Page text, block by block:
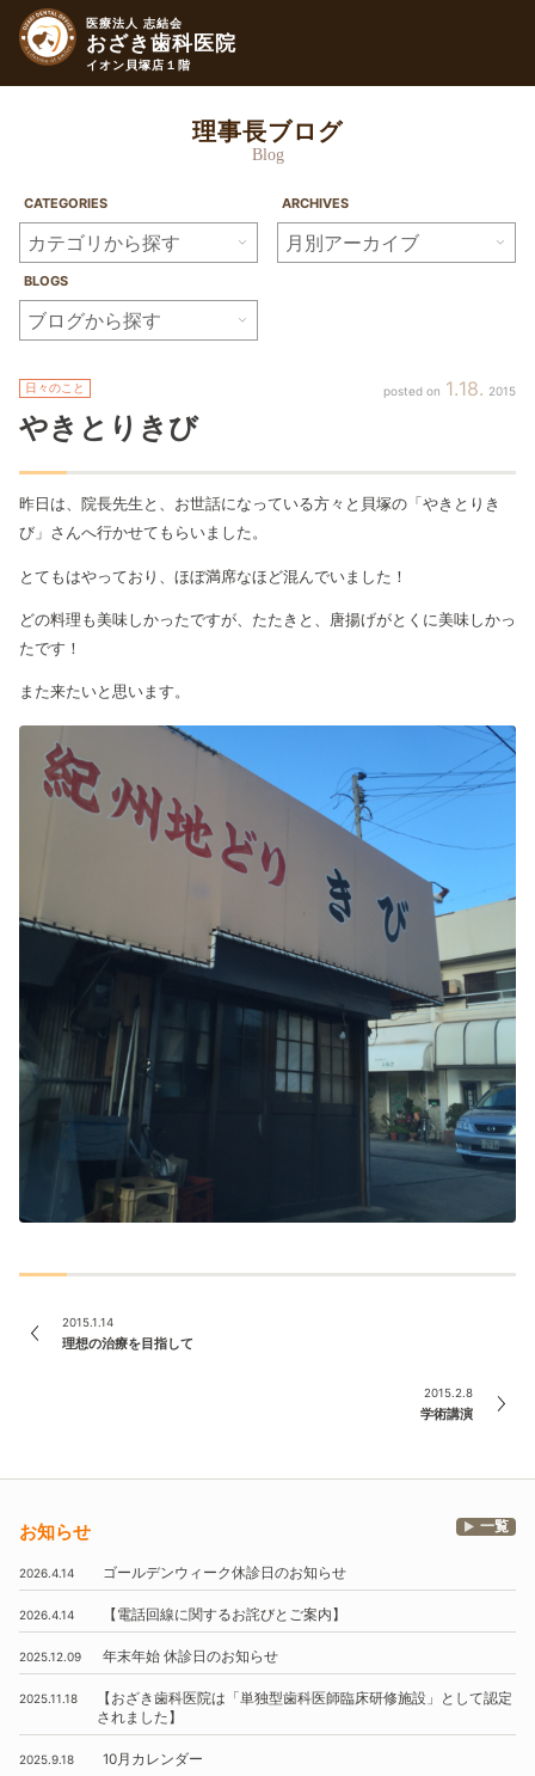
医療法人 志結会
おざき歯科医院
イオン貝塚店１階
理事長ブログ
Blog
CATEGORIES ARCHIVES
BLOGS
1 18 2015
日々のこと
やきとりきび
昨日は、院長先生と、お世話になっている方々と貝塚の「やきとりき
び」さんへ行かせてもらいました。
とてもはやっており、ほぼ満席なほど混んでいました！
どの料理も美味しかったですが、たたきと、唐揚げがとくに美味しかっ
たです！
また来たいと思います。
2015.1.14
理想の治療を目指して
2015.2.8
学術講演
お知らせ 一覧
2026.4.14 ゴールデンウィーク休診日のお知らせ
2026.4.14 【電話回線に関するお詫びとご案内】
2025.12.09 年末年始 休診日のお知らせ
2025.11.18 【おざき歯科医院は 「単独型歯科医師臨床研修施設」
として認定
されました】
2025.9.18 10月 カレンダー